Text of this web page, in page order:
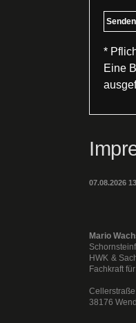
*
Eine
07.08.2026
Mario
HWK &
Fachkraft
38176